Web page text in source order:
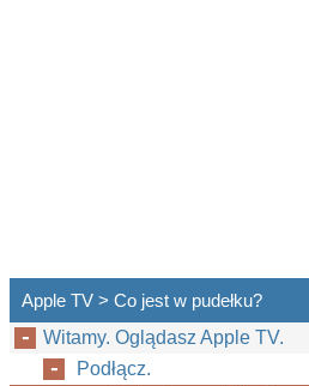
Apple TV > Co jest w pudełku?
Witamy. Oglądasz Apple TV.
Podłącz.